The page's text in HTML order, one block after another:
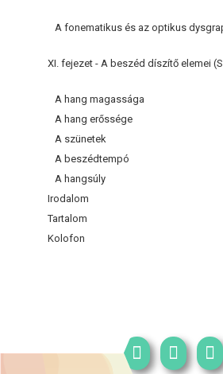
XI. fejezet - A beszéd díszítő elemei
A hang magassága
A hang erőssége
A szünetek
A beszédtempó
A hangsúly
Irodalom
Tartalom
Kolofon